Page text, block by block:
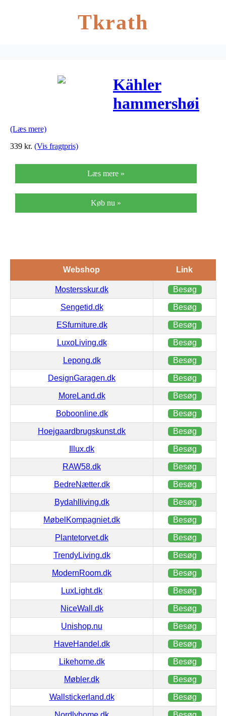
Tkrath
Kähler
hammershøi
(antracit)
(Læs mere)
339 kr. (Vis fragtpris)
Læs mere »
Køb nu »
Webshop Link
Mostersskur.dk Besøg
Sengetid.dk Besøg
ESfurniture.dk Besøg
LuxoLiving.dk Besøg
Lepong.dk Besøg
DesignGaragen.dk Besøg
MoreLand.dk Besøg
Boboonline.dk Besøg
Hoejgaardbrugskunst.dk Besøg
Illux.dk Besøg
RAW58.dk Besøg
BedreNætter.dk Besøg
Bydahlliving.dk Besøg
MøbelKompagniet.dk Besøg
Plantetorvet.dk Besøg
TrendyLiving.dk Besøg
ModernRoom.dk Besøg
LuxLight.dk Besøg
NiceWall.dk Besøg
Unishop.nu Besøg
HaveHandel.dk Besøg
Likehome.dk Besøg
Møbler.dk Besøg
Wallstickerland.dk Besøg